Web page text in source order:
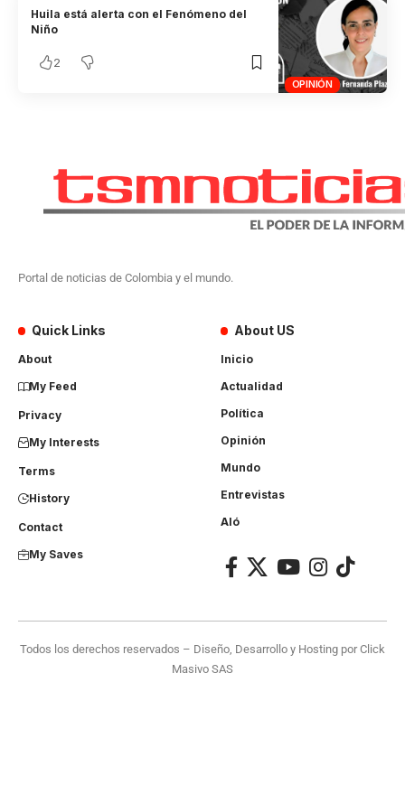
OPINIÓN
Huila está alerta con el Fenómeno del
Niño
2
Portal de noticias de Colombia y el mundo.
Quick Links
About
My Feed
Privacy
My Interests
Terms
History
Contact
My Saves
About US
Inicio
Actualidad
Política
Opinión
Mundo
Entrevistas
Aló
Todos los derechos reservados – Diseño, Desarrollo y Hosting porClick
Masivo SAS